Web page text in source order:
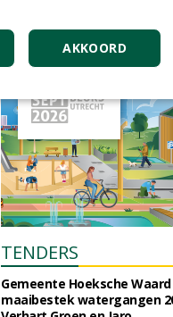
TENDERS
Gemeente Hoeksche
maaibestek watergangen
AKKOORD